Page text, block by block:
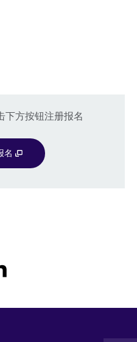
下方按钮注册报名
名